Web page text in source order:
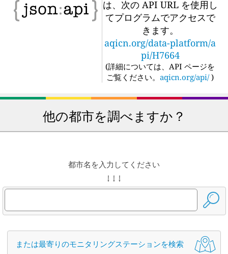
は、次の API URL を使用し
てプログラムでアクセスで
きます。
aqicn.org/data-platform/a
pi/H7664
(詳細については、API ページを
ご覧ください。 aqicn.org/api/ )
他の都市を調べますか？
都市名を入力してください
↓ ↓ ↓
または最寄りのモニタリングステーションを検索